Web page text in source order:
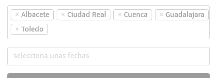
× Albacete × Ciudad Real × Cuenca × Guadalajara
× Toledo